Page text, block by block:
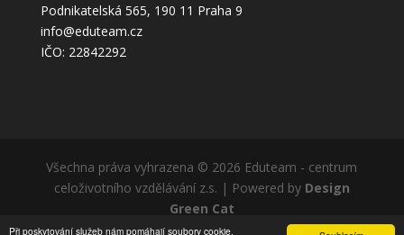
Při poskytování služeb nám pomáhají soubory cookie.
Podnikatelská 565, 190 11 Praha 9
info@eduteam.cz
IČO: 22842292
Všechna práva vyhrazena © 2026 Eduteam - centrum
celoživotního vzdělávání z.s. | Powered by Design
Green Cat